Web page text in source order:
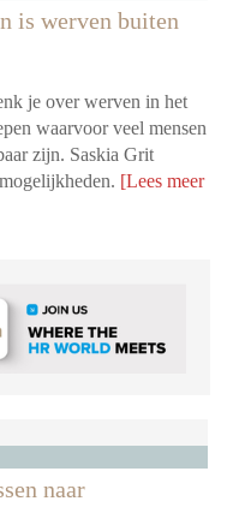
is werven buiten
je over werven in het
waarvoor veel mensen
zijn. Saskia Grit
[Lees meer
naar